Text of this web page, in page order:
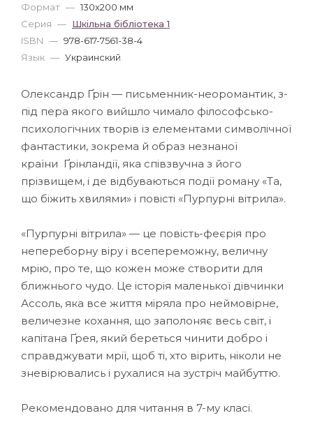
Формат — 130x200 мм
Серия — Шкільна бiблiотека 1
ISBN — 978-617-7561-38-4
Язык — Украинский
Олександр Ґрін — письменник-неоромантик, з-
під пера якого вийшло чимало філософсько-
психологічних творів із елементами символічної
фантастики, зокрема й образ незнаної
країни Ґрінландії, яка співзвучна з його
прізвищем, і де відбуваються події роману «Та,
що біжить хвилями» і повісті «Пурпурні вітрила».
«Пурпурні вітрила» — це повість-феєрія про
непереборну віру і всепереможну, величну
мрію, про те, що кожен може створити для
ближнього чудо. Це історія маленької дівчинки
Ассоль, яка все життя міряла про неймовірне,
величезне кохання, що заполоняє весь світ, і
капітана Ґрея, який береться чинити добро і
справджувати мрії, щоб ті, хто вірить, ніколи не
зневірювались і рухалися на зустріч майбуттю.
Рекомендовано для читання в 7-му класі.